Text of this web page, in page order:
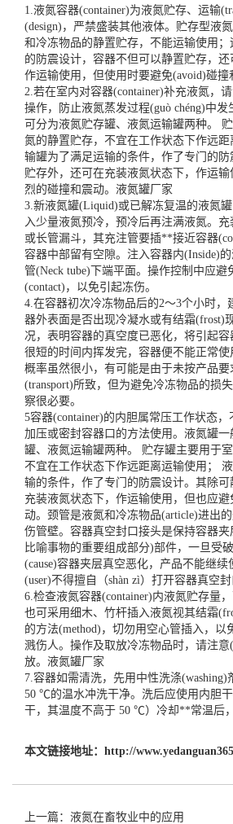
1.液氮容器(container)为液氮贮存、运输
(design)，严禁盛装其他液体。贮存型液
和冷冻物品的静置贮存，不能运输使用；
的防震设计，容器不但可以静置贮存，
作运输使用，但使用时要避免(avoid)碰撞
2.若在室内对容器(container)补充液氮，
操作，防止液氮蒸发过程(guò chéng)中
可分为液氮贮存罐、液氮运输罐两种。
氮的静置贮存，不宜在工作状态下作远
输罐为了满足运输的条件，作了专门的
贮存外，还可在充装液氮状态下，作运输
烈的碰撞和震动。 液氮罐厂家
3.新液氮罐(Liquid)或已解冻复温的液氮
入少量液氮预冷，预冷后再注满液氮。
或长管漏斗，其充注管要插**接近容器
容器中部留有空隙。注入容器内(Inside)
管(Neck tube)下端平面。操作控制中应避
(contact)，以免引起冻伤。
4.在容器初次冷冻物品后的2～3个小时，
器外表面是否出现冷凝水或有结霜(frost)
况，表明容器的真空度已恶化，将引起容
很短的时间内挥发完，容器便不能正常
概率虽然很小，有可能是由于未按产品
(transport)所致，但为避免冷冻物品的损
察很必要。
5容器(container)的内胆属常压工作状态
加压或密封容器口的方法使用。液氮罐
罐、液氮运输罐两种。 贮存罐主要用于
不宜在工作状态下作远距离运输使用；
输的条件，作了专门的防震设计。其除
充装液氮状态下，作运输使用，但也应
动。颈管是液氮和冷冻物品(article)进出
伤管壁。容器真空封口接头是保持容器
比喻事物的重要组成部分)部件，一旦受
(cause)容器夹层真空恶化，产品不能继续
(user)不得擅自（shàn zì）打开容器真空封
6.检查液氮容器(container)内液氮贮存量，
也可采用细木、竹杆插入液氮视其结霜
的方法(method)，切勿用空心管插入，以
溅伤人。操作及取放冷冻物品时，请注意
放。 液氮罐厂家
7.容器如需清洗，先用中性洗涤
50 ℃的温水冲洗干净。洗后应使用内胆
干，其温度不高于 50 ℃）冷却**常温后
本文链接地址： http://
上一篇：液氮在畜牧业中的应用